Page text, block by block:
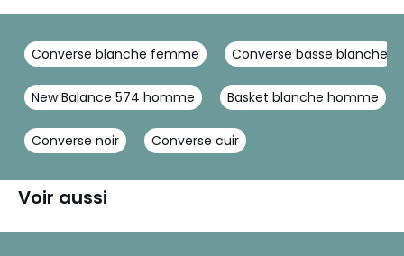
Converse blanche femme Converse basse blanche
New Balance 574 homme Basket blanche homme
Converse noir Converse cuir
Voir aussi